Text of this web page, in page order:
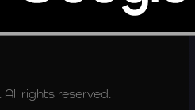
rights reserved.